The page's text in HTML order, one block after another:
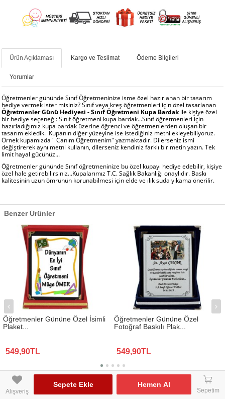
Alışveriş
Sepete Ekle Hemen Al 󰃦
Sepetim
Ürün Açıklaması Kargo ve Teslimat Ödeme Bilgileri
Yorumlar
Öğretmenler gününde Sınıf Öğretmeninize isme özel hazırlanan bir tasarım
hediye vermek ister misiniz? Sınıf veya kreş öğretmenleri için özel tasarlanan
Öğretmenler Günü Hediyesi - Sınıf Öğretmeni Kupa Bardakile kişiye özel
bir hediye seçeneği: Sınıf öğretmeni kupa bardak...Sınıf öğretmenleri için
hazırladığımız kupa bardak üzerine öğrenci ve öğretmenlerden oluşan bir
tasarım ekledik. Kupanın diğer yüzeyine ise istediğiniz metni ekleyebiliyoruz.
Örnek kupamızda " Canım Öğretmenim" yazmaktadır. Dilerseniz ismi
değiştirerek aynı metni kullanın, dilerseniz kendiniz farklı bir metin yazın. Tek
limit hayal gücünüz...
Öğretmenler gününde Sınıf öğretmeninize bu özel kupayı hediye edebilir, kişiye
özel hale getirebilirsiniz...Kupalarımız T.C. Sağlık Bakanlığı onaylıdır. Baskı
kalitesinin uzun ömrünün korunabilmesi için elde ve ılık suda yıkama önerilir.
Benzer Ürünler
Öğretmenler Gününe Özel İsimli
Plaket...
549,90TL
Öğretmenler Gününe Özel
Fotoğraf Baskılı Plak...
549,90TL
www.biresimden.com © 2015 - 2026 Tüm Hakları Saklıdır.